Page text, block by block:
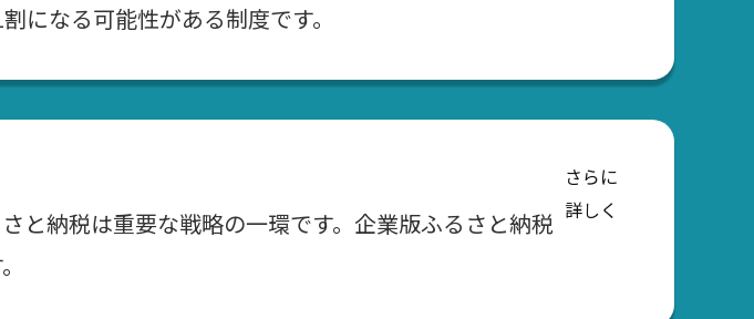
になる可能性がある制度です。
と納税は重要な戦略の一環です。企業版ふるさと納税
さらに
詳しく